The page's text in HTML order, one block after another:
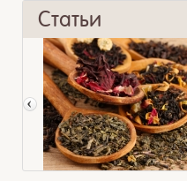
Статьи